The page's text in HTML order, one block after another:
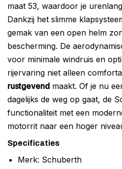
maat 53, waardoor je
Dankzij het slimme
gemak van een open helm
bescherming. De
voor minimale windruis en
rijervaring niet alleen
rustgevend maakt. Of je nu
dagelijks de weg op gaat, de
functionaliteit met een
motorrit naar een hoger
Specificaties
Merk: Schuberth